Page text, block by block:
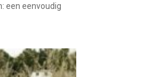
een eenvoudig